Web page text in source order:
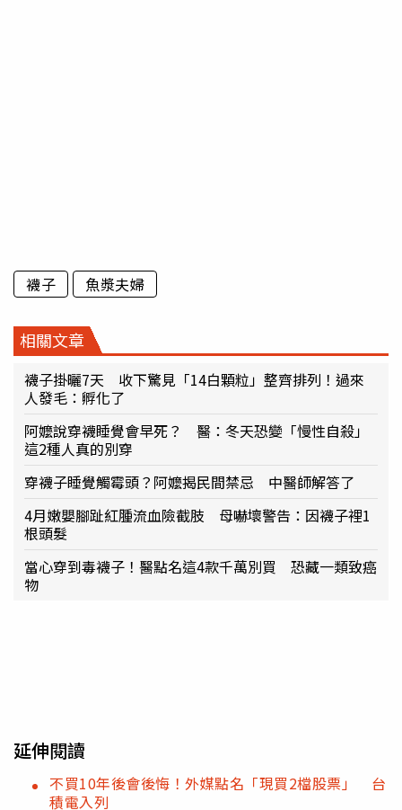
襪子 魚漿夫婦
相關文章
襪子掛曬7天 收下驚見「14白顆粒」整齊排列！過來
人發毛：孵化了
阿嬤說穿襪睡覺會早死？ 醫：冬天恐變「慢性自殺」
這2種人真的別穿
穿襪子睡覺觸霉頭？阿嬤揭民間禁忌 中醫師解答了
4月嫩嬰腳趾紅腫流血險截肢 母嚇壞警告：因襪子裡1
根頭髮
當心穿到毒襪子！醫點名這4款千萬別買 恐藏一類致癌
物
延伸閱讀
不買10年後會後悔！外媒點名「現買2檔股票」 台
積電入列